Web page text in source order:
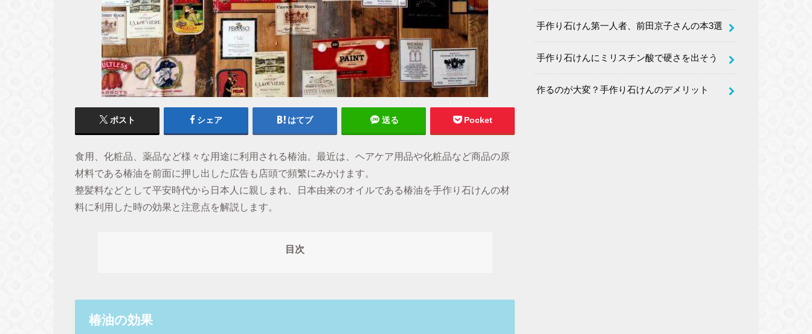
ポスト シェア はてブ 送る Pocket
食用、化粧品、薬品など様々な用途に利用される椿油。最近は、ヘアケア用品や化粧品など商品の原
材料である椿油を前面に押し出した広告も店頭で頻繁にみかけます。
整髪料などとして平安時代から日本人に親しまれ、日本由来のオイルである椿油を手作り石けんの材
料に利用した時の効果と注意点を解説します。
目次
椿油の効果
手作り石けん第一人者、前田京子さんの本3選
手作り石けんにミリスチン酸で硬さを出そう
作るのが大変？手作り石けんのデメリット